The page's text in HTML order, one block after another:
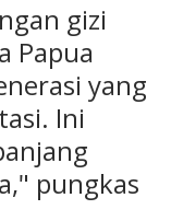
gizi
Papua
yang
Ini
pungkas